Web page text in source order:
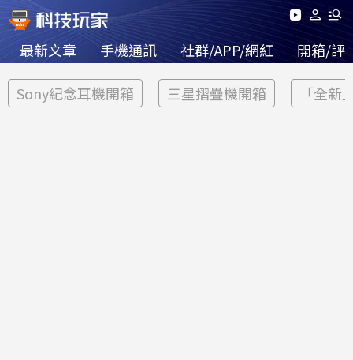
最新文章 手機通訊 社群/APP/網紅 開箱/評
Sony紀念耳機開箱 三星摺疊機開箱 「全新